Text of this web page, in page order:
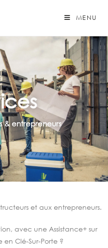
MENU
& entrepreneurs
et aux entrepreneurs.
avec une Assistance+ sur
Clé-Sur-Porte ?